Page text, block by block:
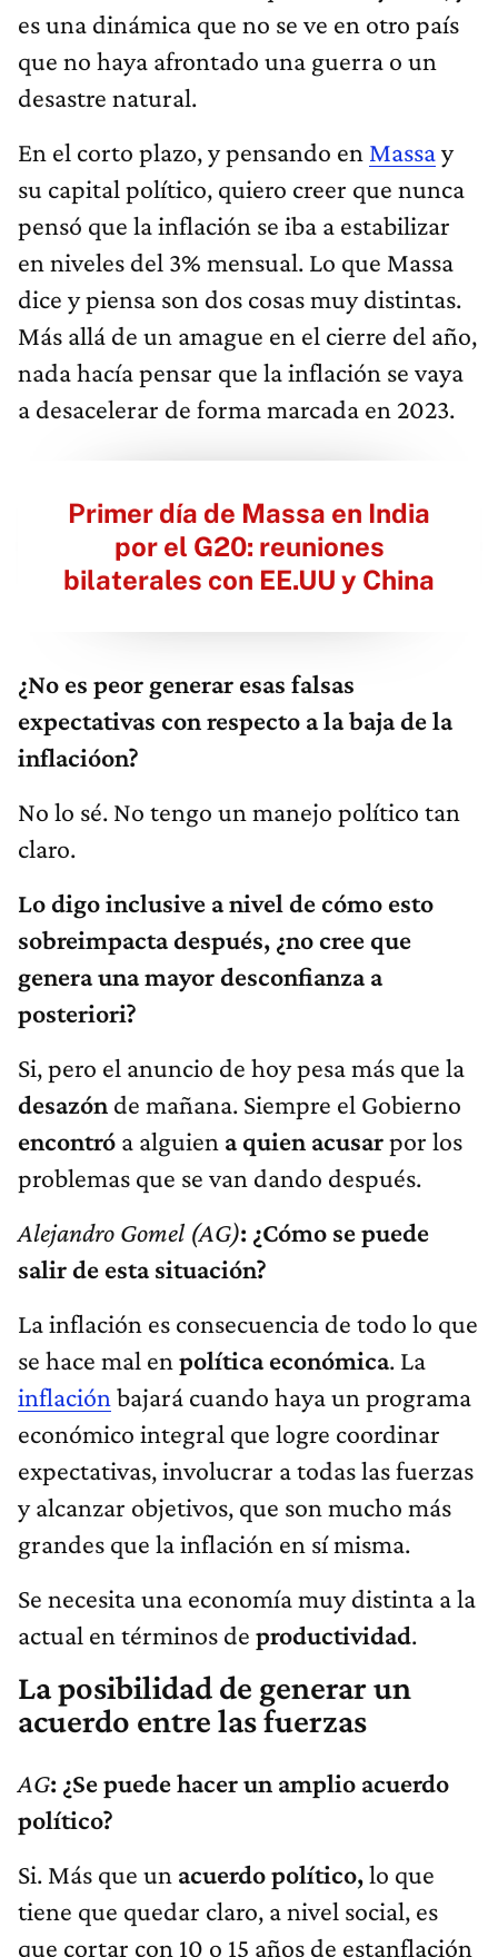
es una dinámica que no se ve en otro país
que no haya afrontado una guerra o un
desastre natural.
En el corto plazo, y pensando en Massay
su capital político, quiero creer que nunca
pensó que la inflación se iba a estabilizar
en niveles del 3% mensual. Lo que Massa
dice y piensa son dos cosas muy distintas.
Más allá de un amague en el cierre del año,
nada hacía pensar que la inflación se vaya
a desacelerar de forma marcada en 2023.
Primer día de Massa en India
por el G20: reuniones
bilaterales con EE.UU y China
¿No es peor generar esas falsas
expectativas con respecto a la baja de la
inflacióon?
No lo sé. No tengo un manejo político tan
claro.
Lo digo inclusive a nivel de cómo esto
sobreimpacta después, ¿no cree que
genera una mayor desconfianza a
posteriori?
Si, pero el anuncio de hoy pesa más que la
desazón de mañana. Siempre el Gobierno
encontró a alguien a quien acusarpor los
problemas que se van dando después.
Alejandro Gomel (AG): ¿Cómo se puede
salir de esta situación?
La inflación es consecuencia de todo lo que
se hace mal en política económica. La
inflación bajará cuando haya un programa
económico integral que logre coordinar
expectativas, involucrar a todas las fuerzas
y alcanzar objetivos, que son mucho más
grandes que la inflación en sí misma.
Se necesita una economía muy distinta a la
actual en términos de productividad.
La posibilidad de generar un
acuerdo entre las fuerzas
AG: ¿Se puede hacer un amplio acuerdo
político?
Si. Más que un acuerdo político,lo que
tiene que quedar claro, a nivel social, es
que cortar con 10 o 15 años de estanflación